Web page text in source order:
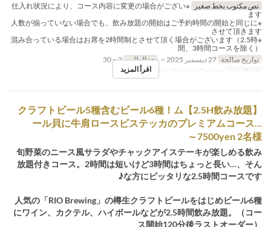
نص مكتوب بخط صغير
※仕入れ状況により、コース内容に変更の場合がござい
ます
※人数が揃っていない場合でも、飲み放題の開始はご予約時間の開始と同じに
させて頂きます
※混み合っている場合はお席を2時間制とさせて頂く場合がございます（2.5時
間、3時間コースを除く）
تواريخ صالحة
حد الطلب 2 ~ 30
فئة المقعد
اقرأ المزيد
【2.5H飲み放題】クラフトビール5種含むビール6種！ム
ール貝に牛肩ロースビステッカのプレミアムコース…
7500yen 2名様～
旬野菜のニース風サラダやチャックアイステーキが楽しめる飲み
放題付きコース。2時間は短いけど3時間はちょっと長い…、そん
な方にピッタリな2.5時間コースです♪
人気の「RIO Brewing」の樽生クラフトビールをはじめビール6種
にワイン、カクテル、ハイボールなどが2.5時間飲み放題。（コー
ス開始120分後ラストオーダー）